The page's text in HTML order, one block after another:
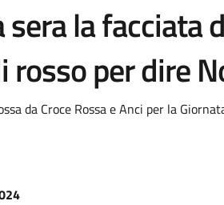
sera la facciata
rosso per dire
da Croce Rossa e Anci per la